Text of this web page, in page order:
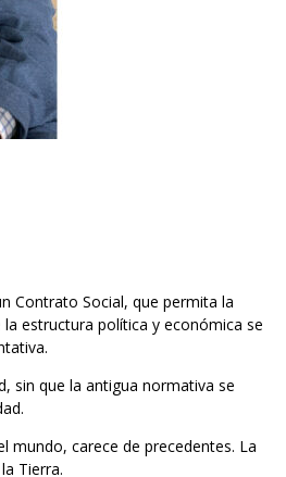
Contrato Social, que permita la
estructura política y económica se
sin que la antigua normativa se
mundo, carece de precedentes. La
Tierra.